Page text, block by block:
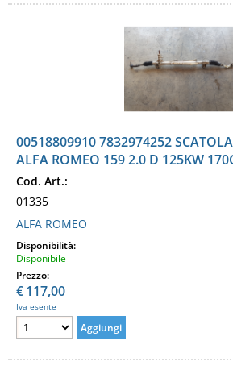
00518809910 7832974252
ALFA ROMEO 159 2.0 D 125KW
Cod. Art.:
01335
ALFA ROMEO
Disponibilità:
Disponibile
Prezzo:
€117,00
Iva esente